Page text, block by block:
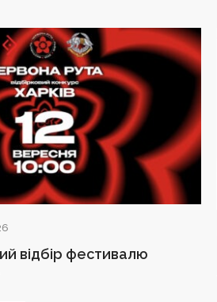
відбір фестивалю